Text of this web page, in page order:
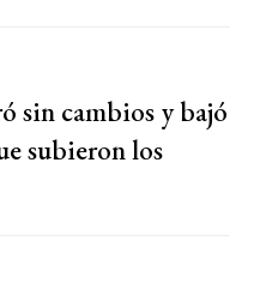
sin cambios y bajó
subieron los